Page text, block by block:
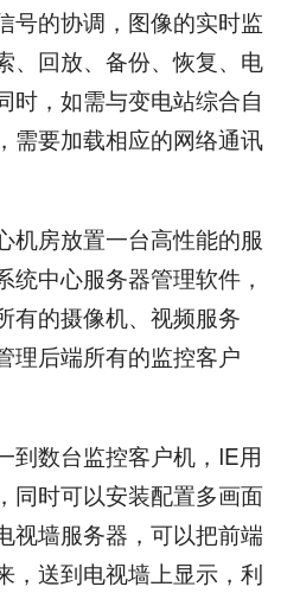
号的协调，图像的实时监
、回放、备份、恢复、电
时，如需与变电站综合自
需要加载相应的网络通讯
机房放置一台高性能的服
统中心服务器管理软件，
有的摄像机、视频服务
理后端所有的监控客户
到数台监控客户机，IE用
同时可以安装配置多画面
视墙服务器，可以把前端
，送到电视墙上显示，利